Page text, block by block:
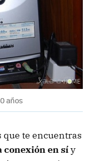
años
te encuentras
conexión en síy